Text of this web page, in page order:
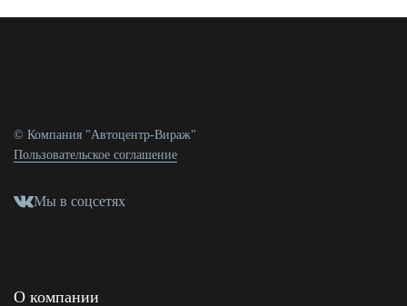
© Компания "Автоцентр-Вираж"
Пользовательское соглашение
Мы в соцсетях
О компании